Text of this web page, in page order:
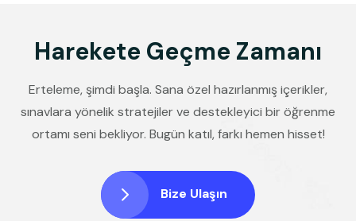
Harekete Geçme Zamanı
Erteleme, şimdi başla. Sana özel hazırlanmış içerikler,
sınavlara yönelik stratejiler ve destekleyici bir öğrenme
ortamı seni bekliyor. Bugün katıl, farkı hemen hisset!
Bize Ulaşın